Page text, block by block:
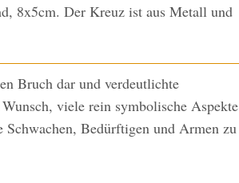
8x5cm. Der Kreuz ist aus Metall und
Bruch dar und verdeutlichte
viele rein symbolische Aspekte
Bedürftigen und Armen zu